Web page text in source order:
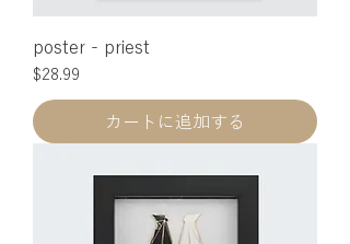
poster - priest
価格
$28.99
カートに追加する